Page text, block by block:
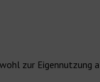
zur Eigennutzung